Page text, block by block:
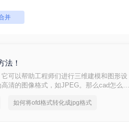
并
法！
可以帮助工程师们进行三维建模和图形设
清的图像格式，如JPEG。那么cad怎么导
如何将ofd格式转化成jpg格式